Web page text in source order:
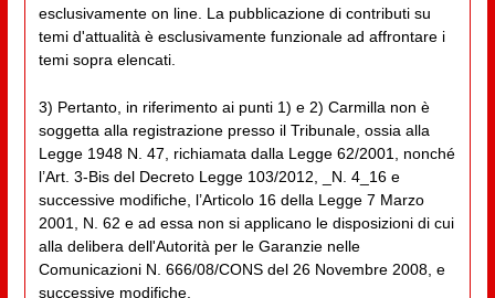
esclusivamente on line. La pubblicazione di contributi su
temi d'attualità è esclusivamente funzionale ad affrontare i
temi sopra elencati.
3) Pertanto, in riferimento ai punti 1) e 2) Carmilla non è
soggetta alla registrazione presso il Tribunale, ossia alla
Legge 1948 N. 47, richiamata dalla Legge 62/2001, nonché
l’Art. 3-Bis del Decreto Legge 103/2012, _N. 4_16 e
successive modifiche, l’Articolo 16 della Legge 7 Marzo
2001, N. 62 e ad essa non si applicano le disposizioni di cui
alla delibera dell'Autorità per le Garanzie nelle
Comunicazioni N. 666/08/CONS del 26 Novembre 2008, e
successive modifiche.